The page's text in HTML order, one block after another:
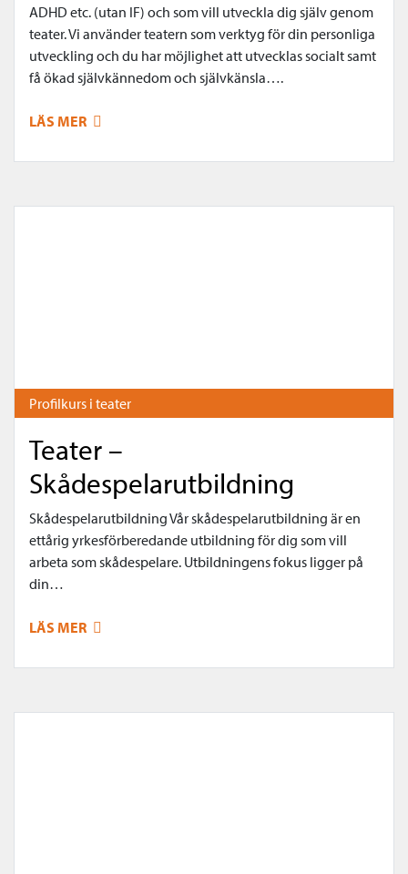
ADHD etc. (utan IF) och som vill utveckla dig själv genom
teater. Vi använder teatern som verktyg för din personliga
utveckling och du har möjlighet att utvecklas socialt samt
få ökad självkännedom och självkänsla….
LÄS MER
Profilkurs i teater
Teater –
Skådespelarutbildning
Skådespelarutbildning Vår skådespelarutbildning är en
ettårig yrkesförberedande utbildning för dig som vill
arbeta som skådespelare. Utbildningens fokus ligger på
din…
LÄS MER